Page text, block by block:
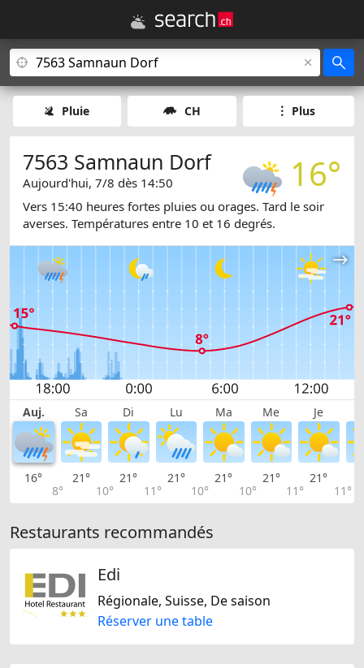
Pluie CH Plus
16°
7563 Samnaun Dorf
Aujourd'hui, 7/8 dès 14:50
Vers 15:40 heures fortes pluies ou orages. Tard le soir
averses. Températures entre 10 et 16 degrés.
Auj. Sa Di Lu Ma Me Je
16°
8°
21°
10°
21°
11°
21°
10°
21°
10°
21°
11°
21°
11°
Restaurants recommandés
Edi
Régionale, Suisse, De saison
Réserver une table